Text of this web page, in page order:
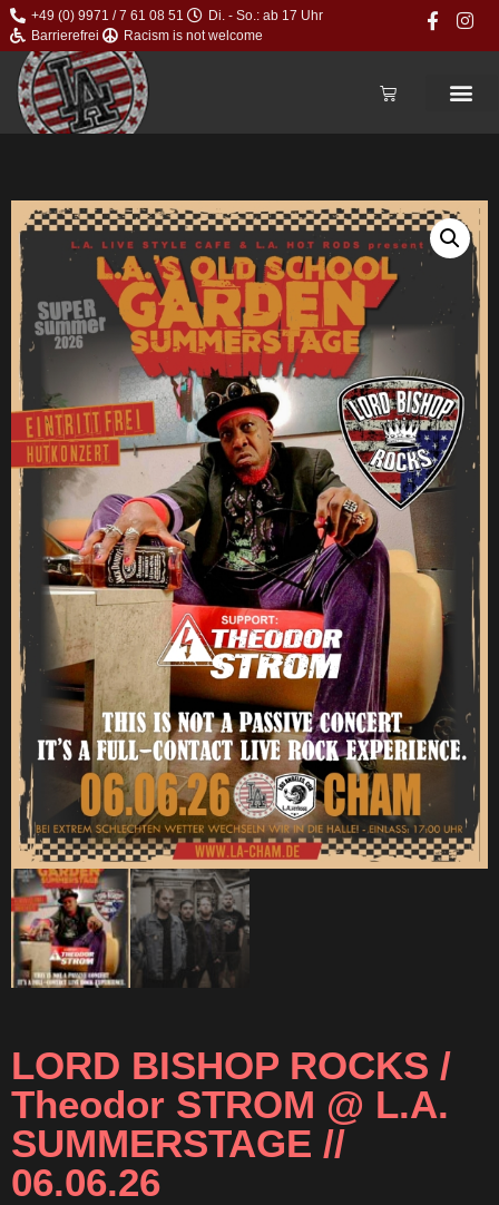
+49 (0) 9971 / 7 61 08 51
Di. - So.: ab 17 Uhr
Barrierefrei
Racism is not welcome
LORD BISHOP ROCKS /
Theodor STROM @ L.A.
SUMMERSTAGE //
06.06.26